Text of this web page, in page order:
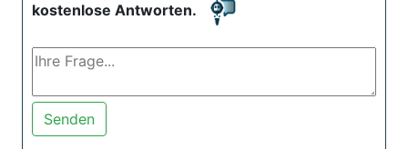
kostenlose Antworten.
Senden